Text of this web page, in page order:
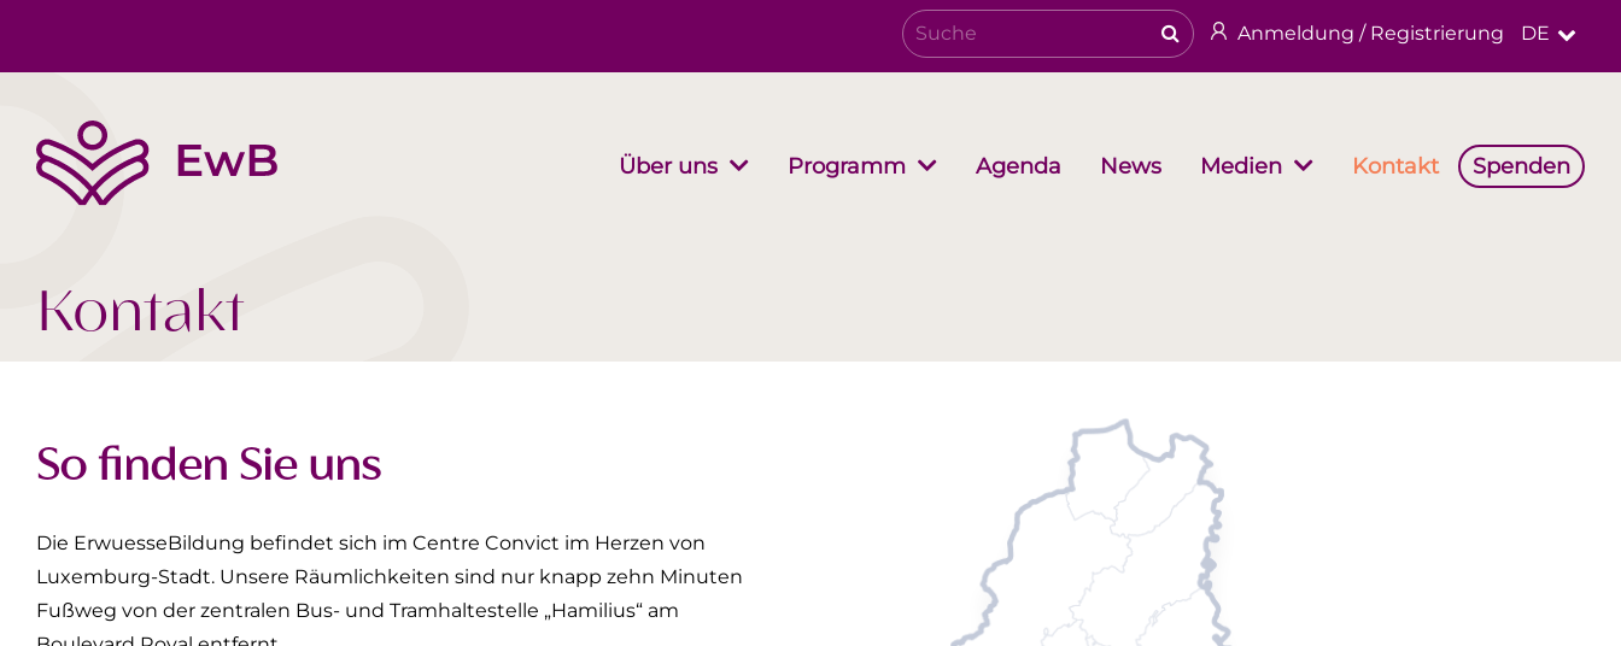
Anmeldung / Registrierung DE
Über uns Programm Agenda News Medien Kontakt Spenden
Kontakt
So finden Sie uns
Die ErwuesseBildung befindet sich im Centre Convict im Herzen von
Luxemburg-Stadt. Unsere Räumlichkeiten sind nur knapp zehn Minuten
Fußweg von der zentralen Bus- und Tramhaltestelle „Hamilius“ am